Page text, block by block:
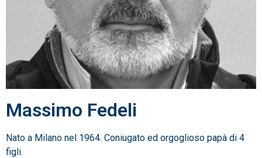
Massimo Fedeli
Nato a Milano nel 1964. Coniugato ed orgoglioso papà di 4
figli.